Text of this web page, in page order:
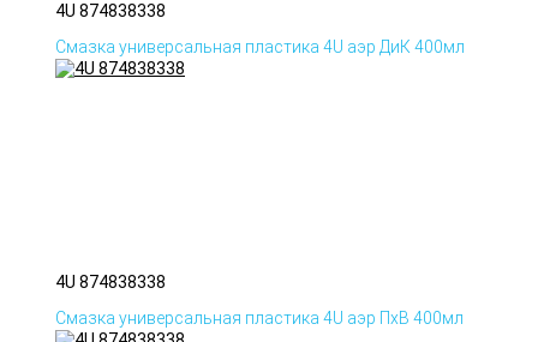
4U 874838338
Смазка универсальная пластика 4U аэр ДиК 400мл
4U 874838338
Смазка универсальная пластика 4U аэр ПхВ 400мл